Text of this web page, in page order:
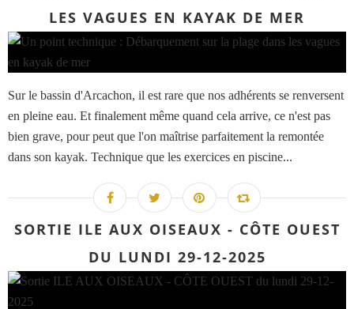
LES VAGUES EN KAYAK DE MER
Sur le bassin d'Arcachon, il est rare que nos adhérents se renversent
en pleine eau. Et finalement même quand cela arrive, ce n'est pas
bien grave, pour peut que l'on maîtrise parfaitement la remontée
dans son kayak. Technique que les exercices en piscine...
SORTIE ILE AUX OISEAUX - CÔTE OUEST
DU LUNDI 29-12-2025